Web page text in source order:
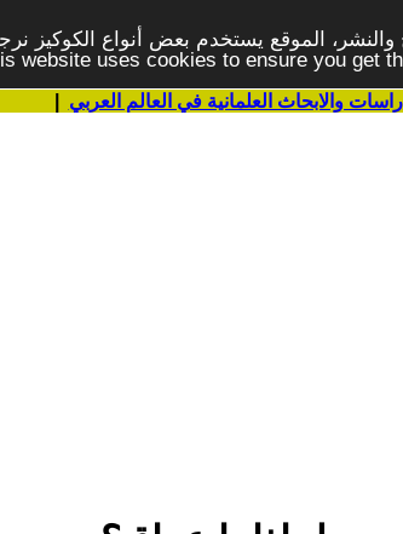
الموقع يستخدم بعض أنواع الكوكيز
website uses cookies to ensure you get